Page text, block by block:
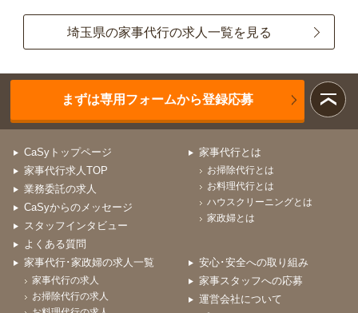
埼玉県の家事代行の求人一覧を見る
まずは専用フォームから登録応募
CaSyトップページ
家事代行求人TOP
業務委託の求人
CaSyからのメッセージ
スタッフインタビュー
よくある質問
家事代行とは
お掃除代行とは
お料理代行とは
ハウスクリーニングとは
家政婦とは
家事代行･家政婦の求人一覧
家事代行の求人
お掃除代行の求人
安心･安全への取り組み
家事スタッフへの応募
運営会社について